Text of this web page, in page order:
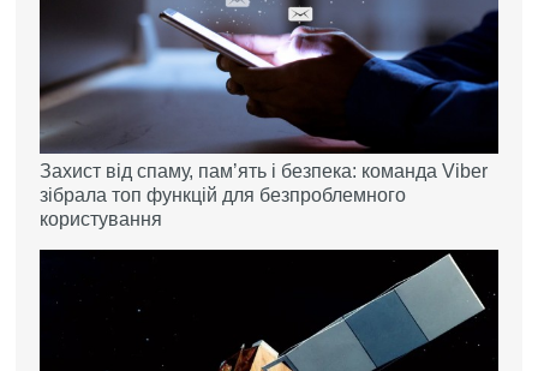
Захист від спаму, памʼять і безпека: команда Viber
зібрала топ функцій для безпроблемного
користування